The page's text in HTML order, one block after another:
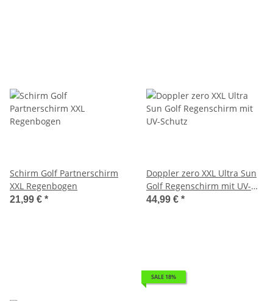
Schirm Golf Partnerschirm
XXL Regenbogen
21,99 € *
Doppler zero XXL Ultra Sun
Golf Regenschirm mit UV-
Schutz
44,99 € *
SALE 18%